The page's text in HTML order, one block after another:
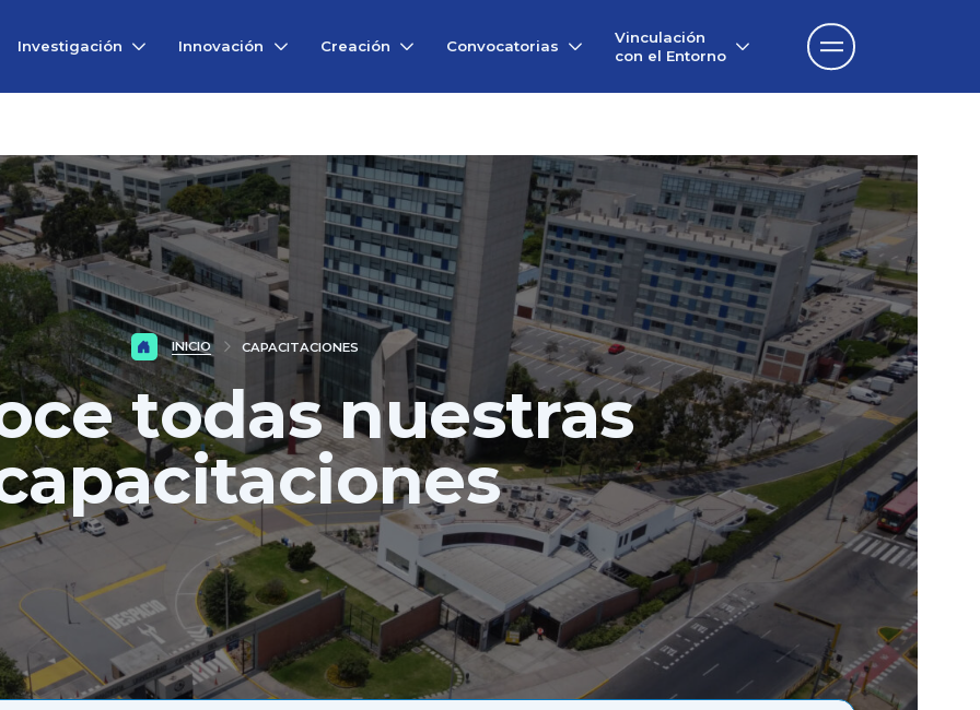
Investigación Innovación Creación Convocatorias
Vinculación
con el Entorno
INICIO CAPACITACIONES
todas nuestras